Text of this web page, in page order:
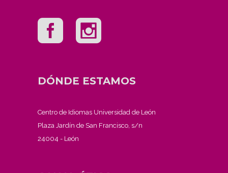
DÓNDE ESTAMOS
Centro de Idiomas Universidad de León
Plaza Jardín de San Francisco, s/n
24004 - León